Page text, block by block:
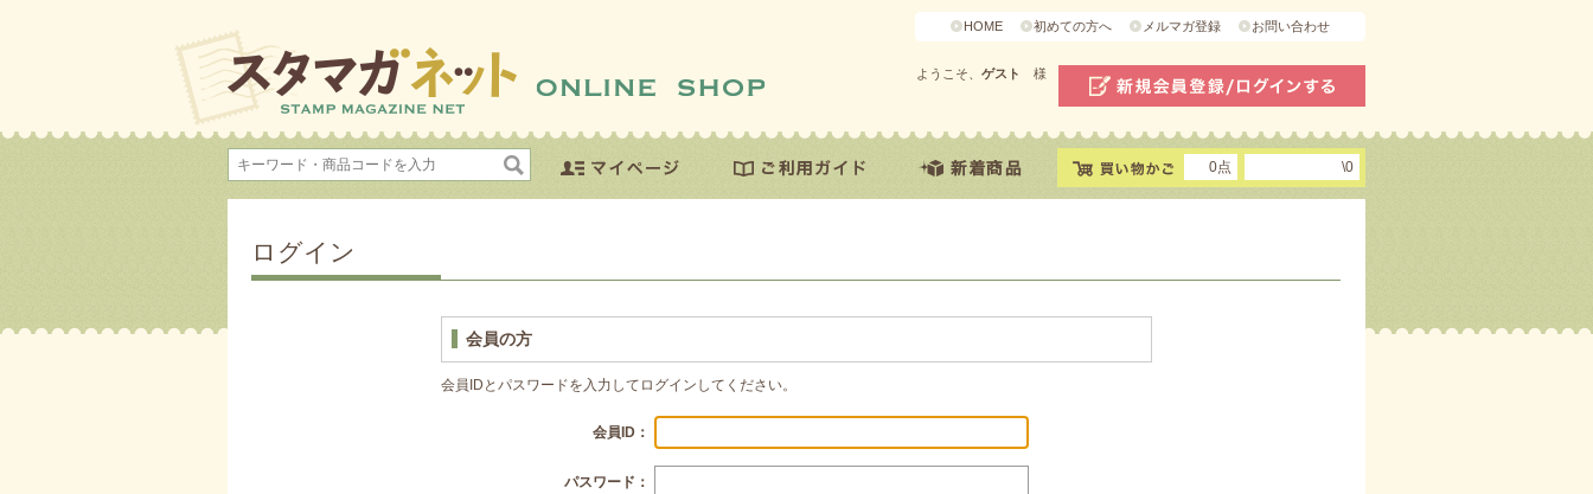
HOME 初めての方へ メルマガ登録 お問い合わせ
ようこそ、 ゲスト 様
0点 \0
ログイン
会員の方
会員IDとパスワードを入力してログインしてください。
会員ID：
パスワード：